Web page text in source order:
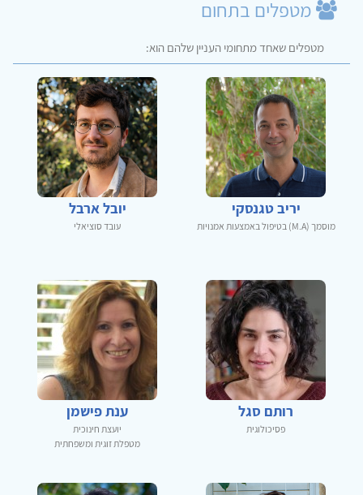
מטפלים בתחום
מטפלים שאחד מתחומי העניין שלהם הוא:
יריב טגנסקי
מוסמך (M.A) בטיפול באמצעות אמנויות
יובל ארבל
עובד סוציאלי
רותם סגל
פסיכולוגית
ענת פישמן
יועצת חינוכית
מטפלת זוגית ומשפחתית